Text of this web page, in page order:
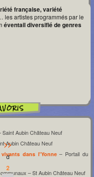
française, variété
les artistes programmés par le
éventail diversifié de genres
Saint Aubin Château Neuf
Aubin Château Neuf
dans l'Yonne– Portail du
– St Aubin Château Neuf
>>
d
2